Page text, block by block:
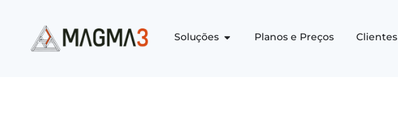
Soluções Planos e Preços Clientes